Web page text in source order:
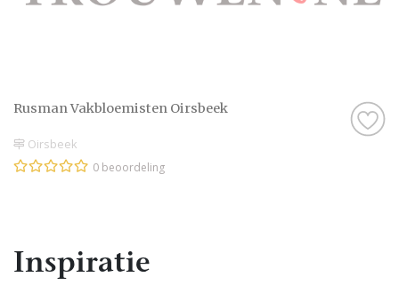
Rusman Vakbloemisten Oirsbeek
Oirsbeek
0 beoordeling
Inspiratie